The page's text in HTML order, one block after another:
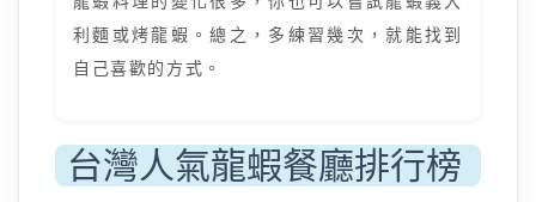
利麵或烤龍蝦。總之，多練習幾次，就能找到
自己喜歡的方式。
台灣人氣龍蝦餐廳排行榜